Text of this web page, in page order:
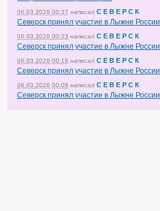
06.03.2026 00:37 написал С Е В Е Р С К
Северск принял участие в Лыжне России
06.03.2026 00:23 написал С Е В Е Р С К
Северск принял участие в Лыжне России
06.03.2026 00:18 написал С Е В Е Р С К
Северск принял участие в Лыжне России
06.03.2026 00:09 написал С Е В Е Р С К
Северск принял участие в Лыжне России